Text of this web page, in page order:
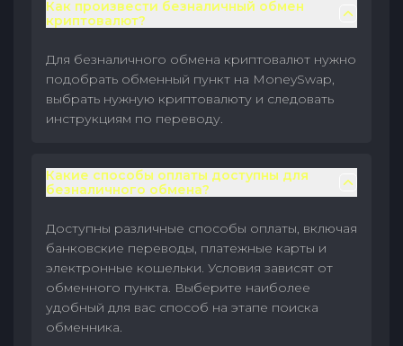
Как произвести безналичный обмен
криптовалют?
Для безналичного обмена криптовалют нужно
подобрать обменный пункт на MoneySwap,
выбрать нужную криптовалюту и следовать
инструкциям по переводу.
Какие способы оплаты доступны для
безналичного обмена?
Доступны различные способы оплаты, включая
банковские переводы, платежные карты и
электронные кошельки. Условия зависят от
обменного пункта. Выберите наиболее
удобный для вас способ на этапе поиска
обменника.